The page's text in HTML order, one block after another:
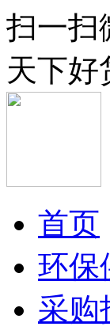
扫一扫
天下好
首页
环保
采购